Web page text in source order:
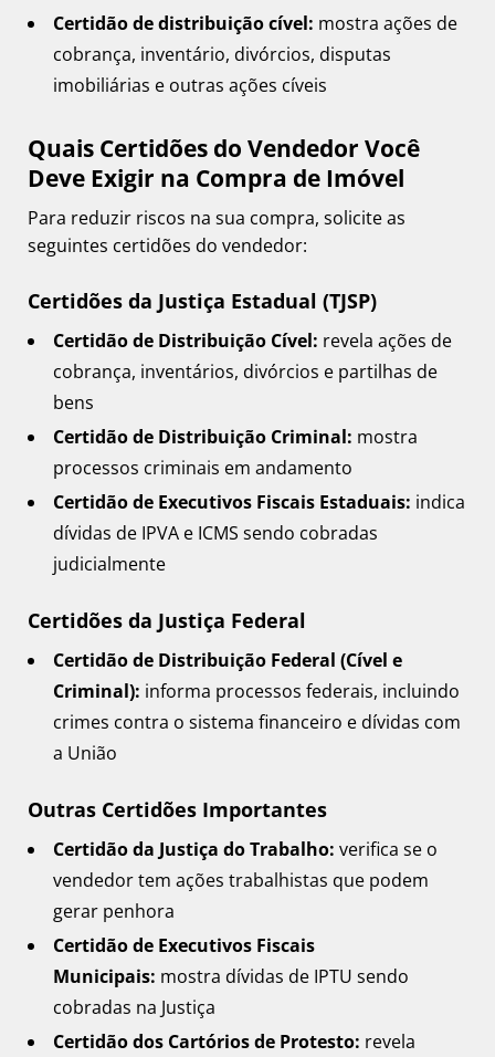
Certidão de distribuição cível: mostra ações de
cobrança, inventário, divórcios, disputas
imobiliárias e outras ações cíveis
Quais Certidões do Vendedor Você
Deve Exigir na Compra de Imóvel
Para reduzir riscos na sua compra, solicite as
seguintes certidões do vendedor:
Certidões da Justiça Estadual (TJSP)
Certidão de Distribuição Cível: revela ações de
cobrança, inventários, divórcios e partilhas de
bens
Certidão de Distribuição Criminal: mostra
processos criminais em andamento
Certidão de Executivos Fiscais Estaduais: indica
dívidas de IPVA e ICMS sendo cobradas
judicialmente
Certidões da Justiça Federal
Certidão de Distribuição Federal (Cível e
Criminal): informa processos federais, incluindo
crimes contra o sistema financeiro e dívidas com
a União
Outras Certidões Importantes
Certidão da Justiça do Trabalho: verifica se o
vendedor tem ações trabalhistas que podem
gerar penhora
Certidão de Executivos Fiscais
Municipais: mostra dívidas de IPTU sendo
cobradas na Justiça
Certidão dos Cartórios de Protesto: revela